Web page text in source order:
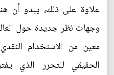
علاوة على ذلك، يبدو أن
وجهات نظر جديدة حول
معين من الاستخدام
الحقيقي للتحرر الذي